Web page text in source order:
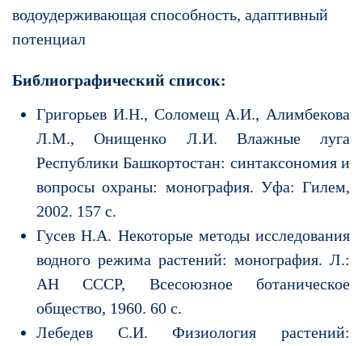
водоудерживающая способность, адаптивный
потенциал
Библиографический список:
Григорьев И.Н., Соломещ А.И., Алимбекова
Л.М., Онищенко Л.И. Влажные луга
Республики Башкортостан: синтаксономия и
вопросы охраны: монография. Уфа: Гилем,
2002. 157 с.
Гусев Н.А. Некоторые методы исследования
водного режима растений: монография. Л.:
АН СССР, Всесоюзное ботаническое
общество, 1960. 60 с.
Лебедев С.И. Физиология растений: